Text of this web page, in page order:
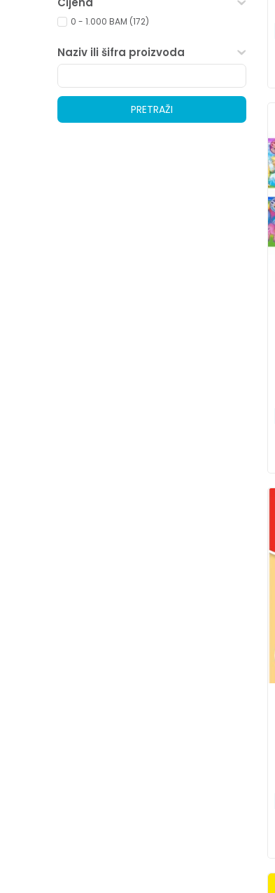
0 - 1.000 BAM (172)
Naziv ili šifra proizvoda
PRETRAŽI